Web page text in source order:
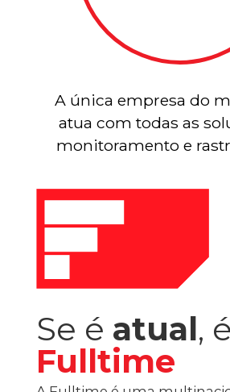
A única empresa do
atua com todas as
monitoramento e
Se é atual, é
Fulltime